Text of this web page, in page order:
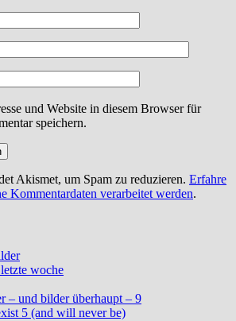
und Website in diesem Browser für
speichern.
Akismet, um Spam zu reduzieren. Erfahre
Kommentardaten verarbeitet werden.
woche
– und bilder überhaupt – 9
5 (and will never be)